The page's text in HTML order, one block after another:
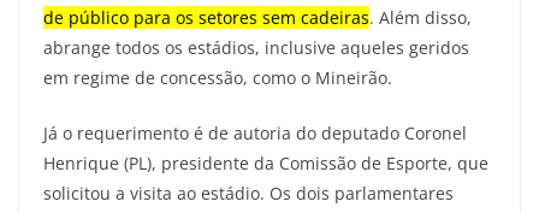
de público para os setores sem cadeiras. Além disso,
abrange todos os estádios, inclusive aqueles geridos
em regime de concessão, como o Mineirão.
Já o requerimento é de autoria do deputado Coronel
Henrique (PL), presidente da Comissão de Esporte, que
solicitou a visita ao estádio. Os dois parlamentares